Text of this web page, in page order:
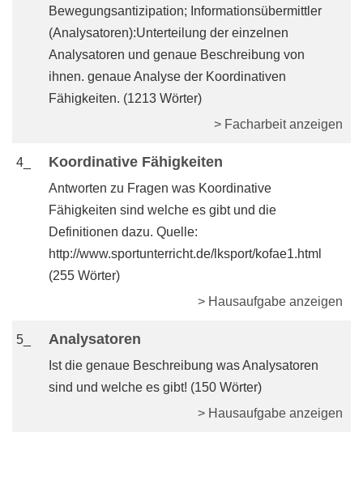
Bewegungsantizipation; Informationsübermittler
(Analysatoren):Unterteilung der einzelnen
Analysatoren und genaue Beschreibung von
ihnen. genaue Analyse der Koordinativen
Fähigkeiten. (1213 Wörter)
> Facharbeit anzeigen
4_ Koordinative Fähigkeiten
Antworten zu Fragen was Koordinative
Fähigkeiten sind welche es gibt und die
Definitionen dazu. Quelle:
http://www.sportunterricht.de/lksport/kofae1.html
(255 Wörter)
> Hausaufgabe anzeigen
5_ Analysatoren
Ist die genaue Beschreibung was Analysatoren
sind und welche es gibt! (150 Wörter)
> Hausaufgabe anzeigen